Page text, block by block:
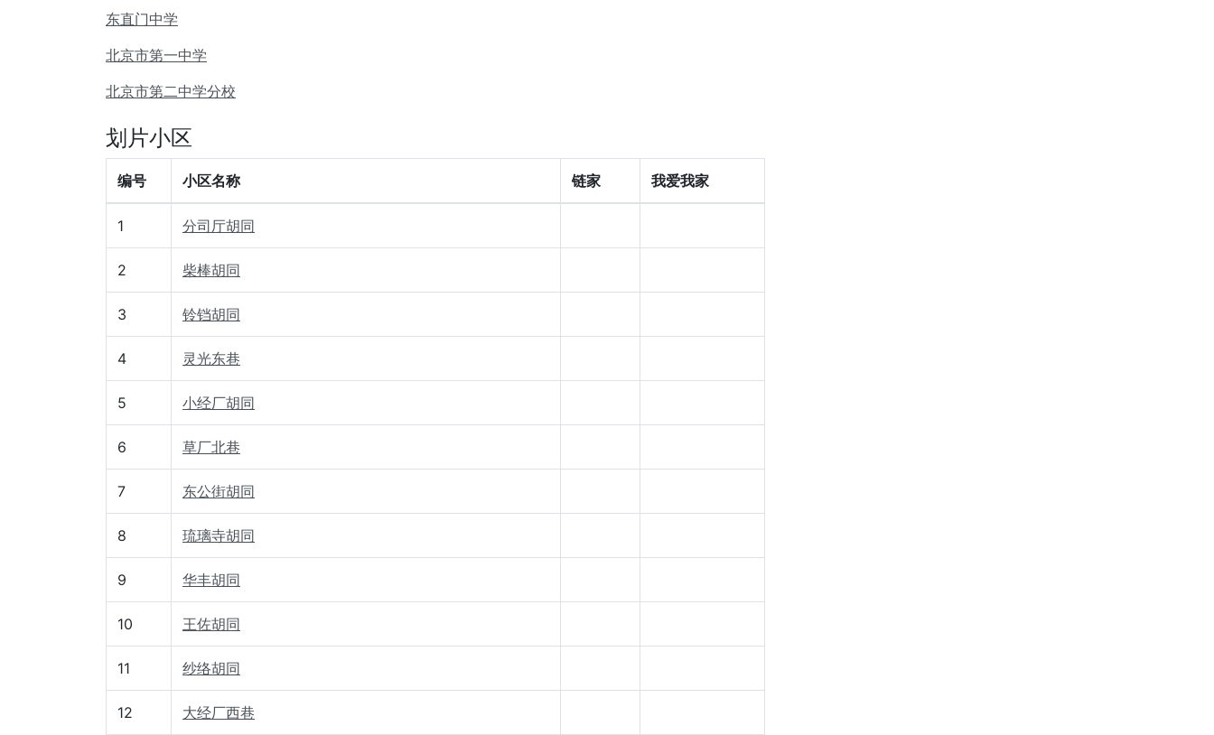
东直门中学
北京市第一中学
北京市第二中学分校
划片小区
编号 小区名称 链家 我爱我家
1 分司厅胡同
2 柴棒胡同
3 铃铛胡同
4 灵光东巷
5 小经厂胡同
6 草厂北巷
7 东公街胡同
8 琉璃寺胡同
9 华丰胡同
10 王佐胡同
11 纱络胡同
12 大经厂西巷